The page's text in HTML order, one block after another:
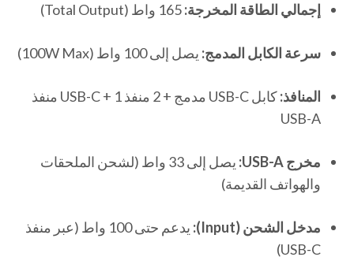
إجمالي الطاقة المخرجة:
سرعة الكابل المدمج: يصل إلى 100 واط (100W Max)
المنافذ:
كابل USB-C مدمج + 2 منفذ USB-C + 1 منفذ
USB-A
مخرج USB-A:
يصل إلى 33 واط (لشحن الملحقات
والهواتف القديمة)
مدخل الشحن (Input):
يدعم حتى 100 واط (عبر منفذ
USB-C)